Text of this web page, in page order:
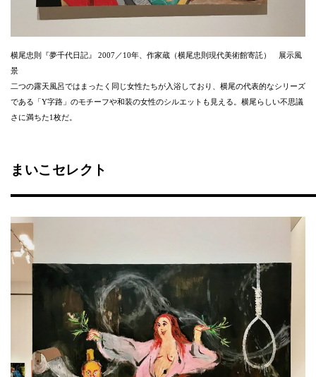
横尾忠則『夢千代日記』 2007／10年、作家蔵（横尾忠則現代美術館寄託） 展示風
景
二つの露天風呂ではまったく同じ女性たちが入浴しており、横尾の代表的なシリーズ
である「Y字路」のモチーフや和装の女性のシルエットも見える。横尾らしい不思議
さに満ちた1枚だ。
まいこセレクト